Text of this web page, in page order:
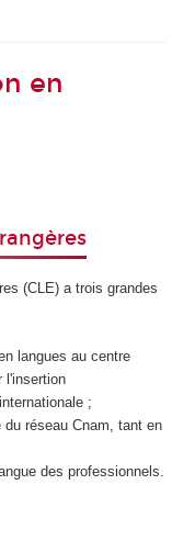
en
(CLE) a trois grandes
langues au centre
l'insertion
;
du réseau Cnam, tant en
des professionnels.